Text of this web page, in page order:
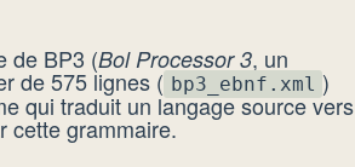
de BP3 (Bol Processor 3, un
de 575 lignes ( bp3_ebnf.xml )
qui traduit un langage source vers
cette grammaire.